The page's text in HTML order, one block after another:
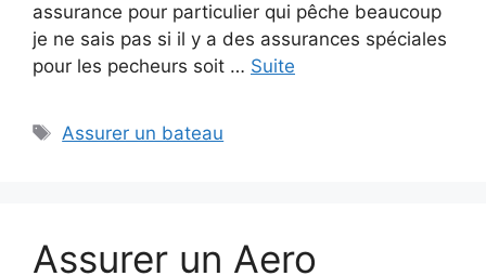
assurance pour particulier qui pêche beaucoup
je ne sais pas si il y a des assurances spéciales
pour les pecheurs soit … Suite
Étiquettes
Assurer un bateau
Assurer un Aero